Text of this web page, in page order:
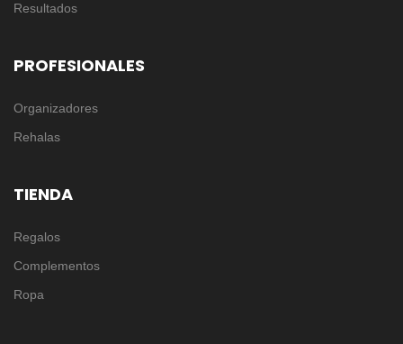
Resultados
PROFESIONALES
Organizadores
Rehalas
TIENDA
Regalos
Complementos
Ropa